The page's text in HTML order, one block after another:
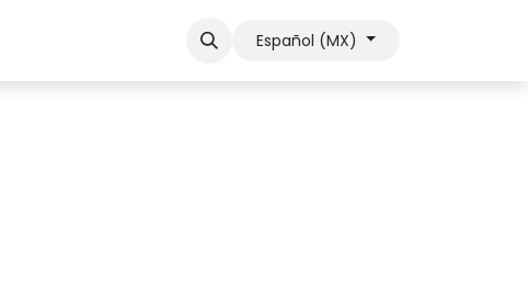
Contactar ventas
Español (MX)